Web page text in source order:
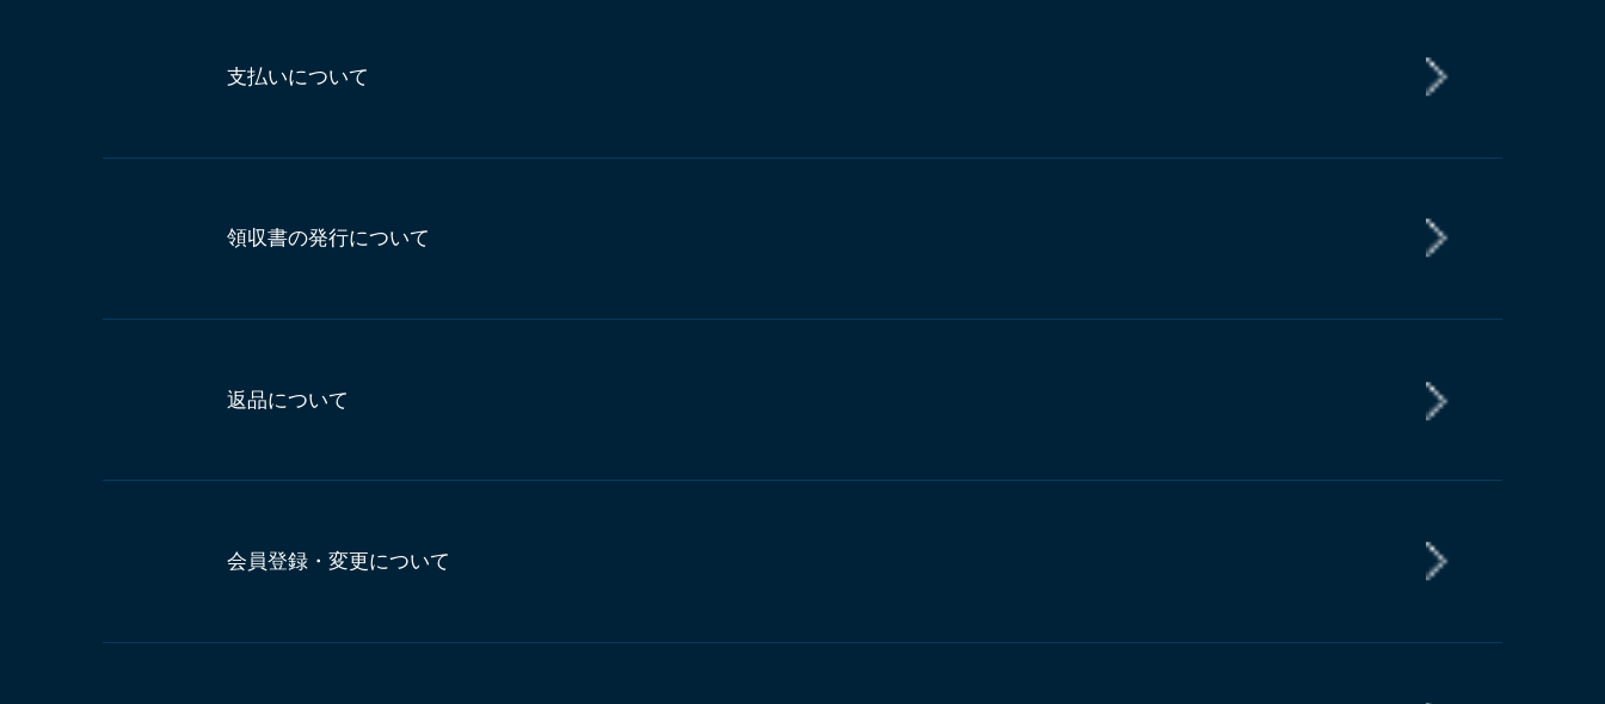
支払いについて
領収書の発行について
返品について
会員登録・変更について